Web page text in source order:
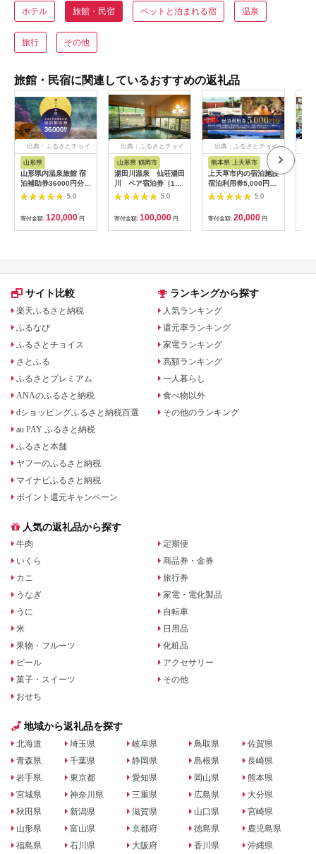
ホテル 旅館・民宿 ペットと泊まれる宿 温泉
旅行 その他
旅館・民宿に関連しているおすすめの返礼品
出典：ふるさとチョイ
山形県
山形県内温泉旅館 宿
泊補助券36000円分
（やまがた女将会の
温泉宿 補助券 温泉旅
行 母の日 父の日 ギフ
ト 贈り物 国内旅行 送
5.0
寄付金額: 120,000 円
出典：ふるさとチョイ
山形県 鶴岡市
湯田川温泉 仙荘湯田
川 ペア宿泊券（1泊
2食付）【詣でる つか
県鶴岡市） ペット可
の客室有 源泉かけ流
しの天然温泉 海の
誕生日プレゼント 夫
5.0
寄付金額: 100,000 円
出典：ふるさとチョイ
熊本県 上天草市
上天草市内の宿泊施設
宿泊利用券5,000円分
宿泊券 クーポン ホテ
上天草市
5.0
寄付金額: 20,000 円
わら
サイト比較
楽天ふるさと納税
ふるなび
ふるさとチョイス
さとふる
ふるさとプレミアム
ANAのふるさと納税
dショッピングふるさと納税百選
au PAY ふるさと納税
ふるさと本舗
ヤフーのふるさと納税
マイナビふるさと納税
ポイント還元キャンペーン
ランキングから探す
人気ランキング
還元率ランキング
家電ランキング
高額ランキング
一人暮らし
食べ物以外
その他のランキング
人気の返礼品から探す
牛肉
いくら
カニ
うなぎ
うに
米
果物・フルーツ
ビール
菓子・スイーツ
おせち
定期便
商品券・金券
旅行券
家電・電化製品
自転車
日用品
化粧品
アクセサリー
その他
地域から返礼品を探す
北海道
青森県
岩手県
宮城県
秋田県
山形県
福島県
埼玉県
千葉県
東京都
神奈川県
新潟県
富山県
石川県
岐阜県
静岡県
愛知県
三重県
滋賀県
京都府
大阪府
鳥取県
島根県
岡山県
広島県
山口県
徳島県
香川県
佐賀県
長崎県
熊本県
大分県
宮崎県
鹿児島県
沖縄県